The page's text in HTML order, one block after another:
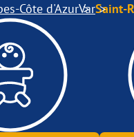
Côte d'AzurVarSaint-